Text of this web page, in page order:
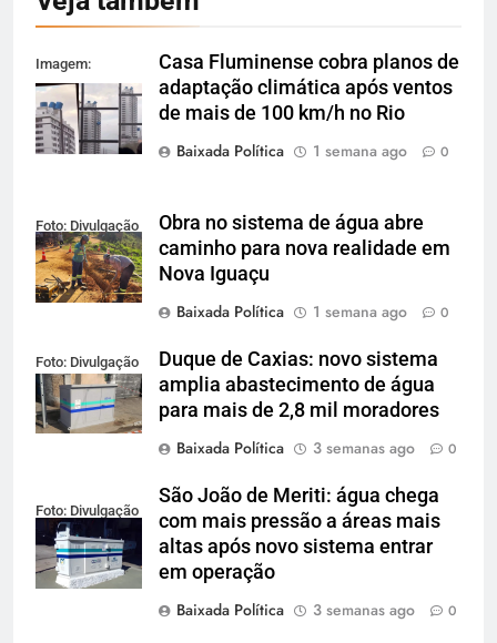
Imagem:
Reprodução
Casa Fluminense cobra planos de
adaptação climática após ventos
de mais de 100 km/h no Rio
Baixada Política
1 semana ago 0
Foto: Divulgação
Obra no sistema de água abre
caminho para nova realidade em
Nova Iguaçu
Baixada Política
1 semana ago 0
Foto: Divulgação
Duque de Caxias: novo sistema
amplia abastecimento de água
para mais de 2,8 mil moradores
Baixada Política
3 semanas ago 0
Foto: Divulgação
São João de Meriti: água chega
com mais pressão a áreas mais
altas após novo sistema entrar
em operação
Baixada Política
3 semanas ago 0